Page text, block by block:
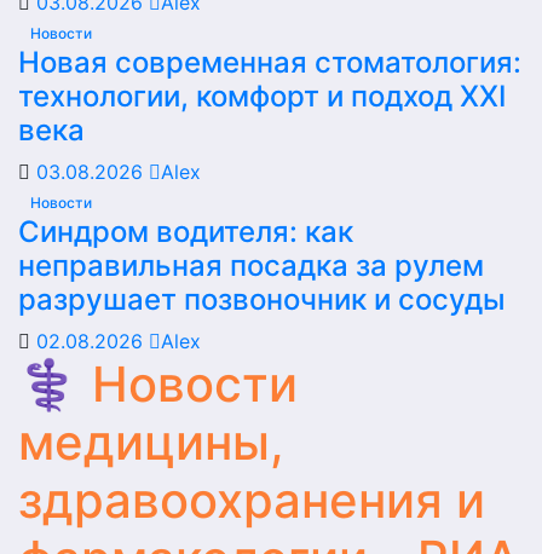
Новости
Новая современная стоматология:
технологии, комфорт и подход XXI
века
03.08.2026 Alex
Новости
Синдром водителя: как
неправильная посадка за рулем
разрушает позвоночник и сосуды
02.08.2026 Alex
⚕️ Новости
медицины,
здравоохранения и